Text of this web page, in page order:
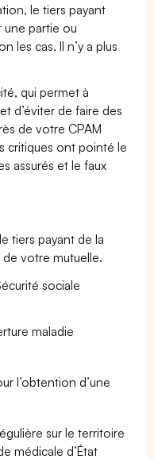
le tiers payant
partie ou
les cas. Il n’y a plus
qui permet à
d’éviter de faire des
de votre CPAM
critiques ont pointé le
assurés et le faux
tiers payant de la
votre mutuelle.
sociale
maladie
l’obtention d’une
sur le territoire
médicale d’État